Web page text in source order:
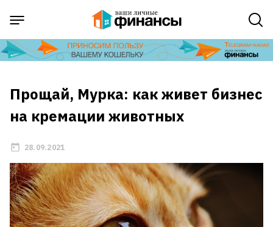
Прощай, Мурка: как живет бизнес
на кремации животных
28.09.2021